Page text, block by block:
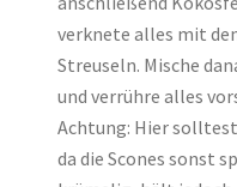
verknete alles mit
Streuseln. Mische
und verrühre alles
Achtung: Hier
da die Scones sonst